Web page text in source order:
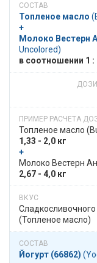
Топленое масло
+
Молоко Вестерн
Uncolored)
в​​ соотношении​​ 1 :
Топленое масло​​
1,33 - 2,0 кг
+
Молоко Вестерн
2,67 - 4,0 кг
(Топленое масло)
Йогурт (66862)